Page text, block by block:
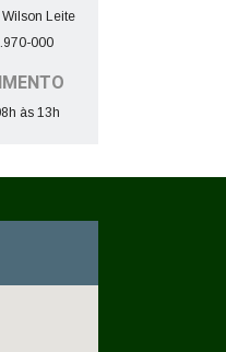
Leite
000
às 13h